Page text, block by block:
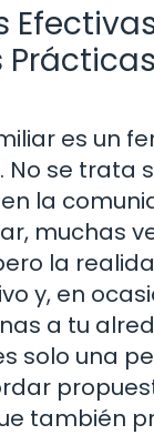
es un
No se trata
la
muchas
la
y, en
a tu
solo una
también